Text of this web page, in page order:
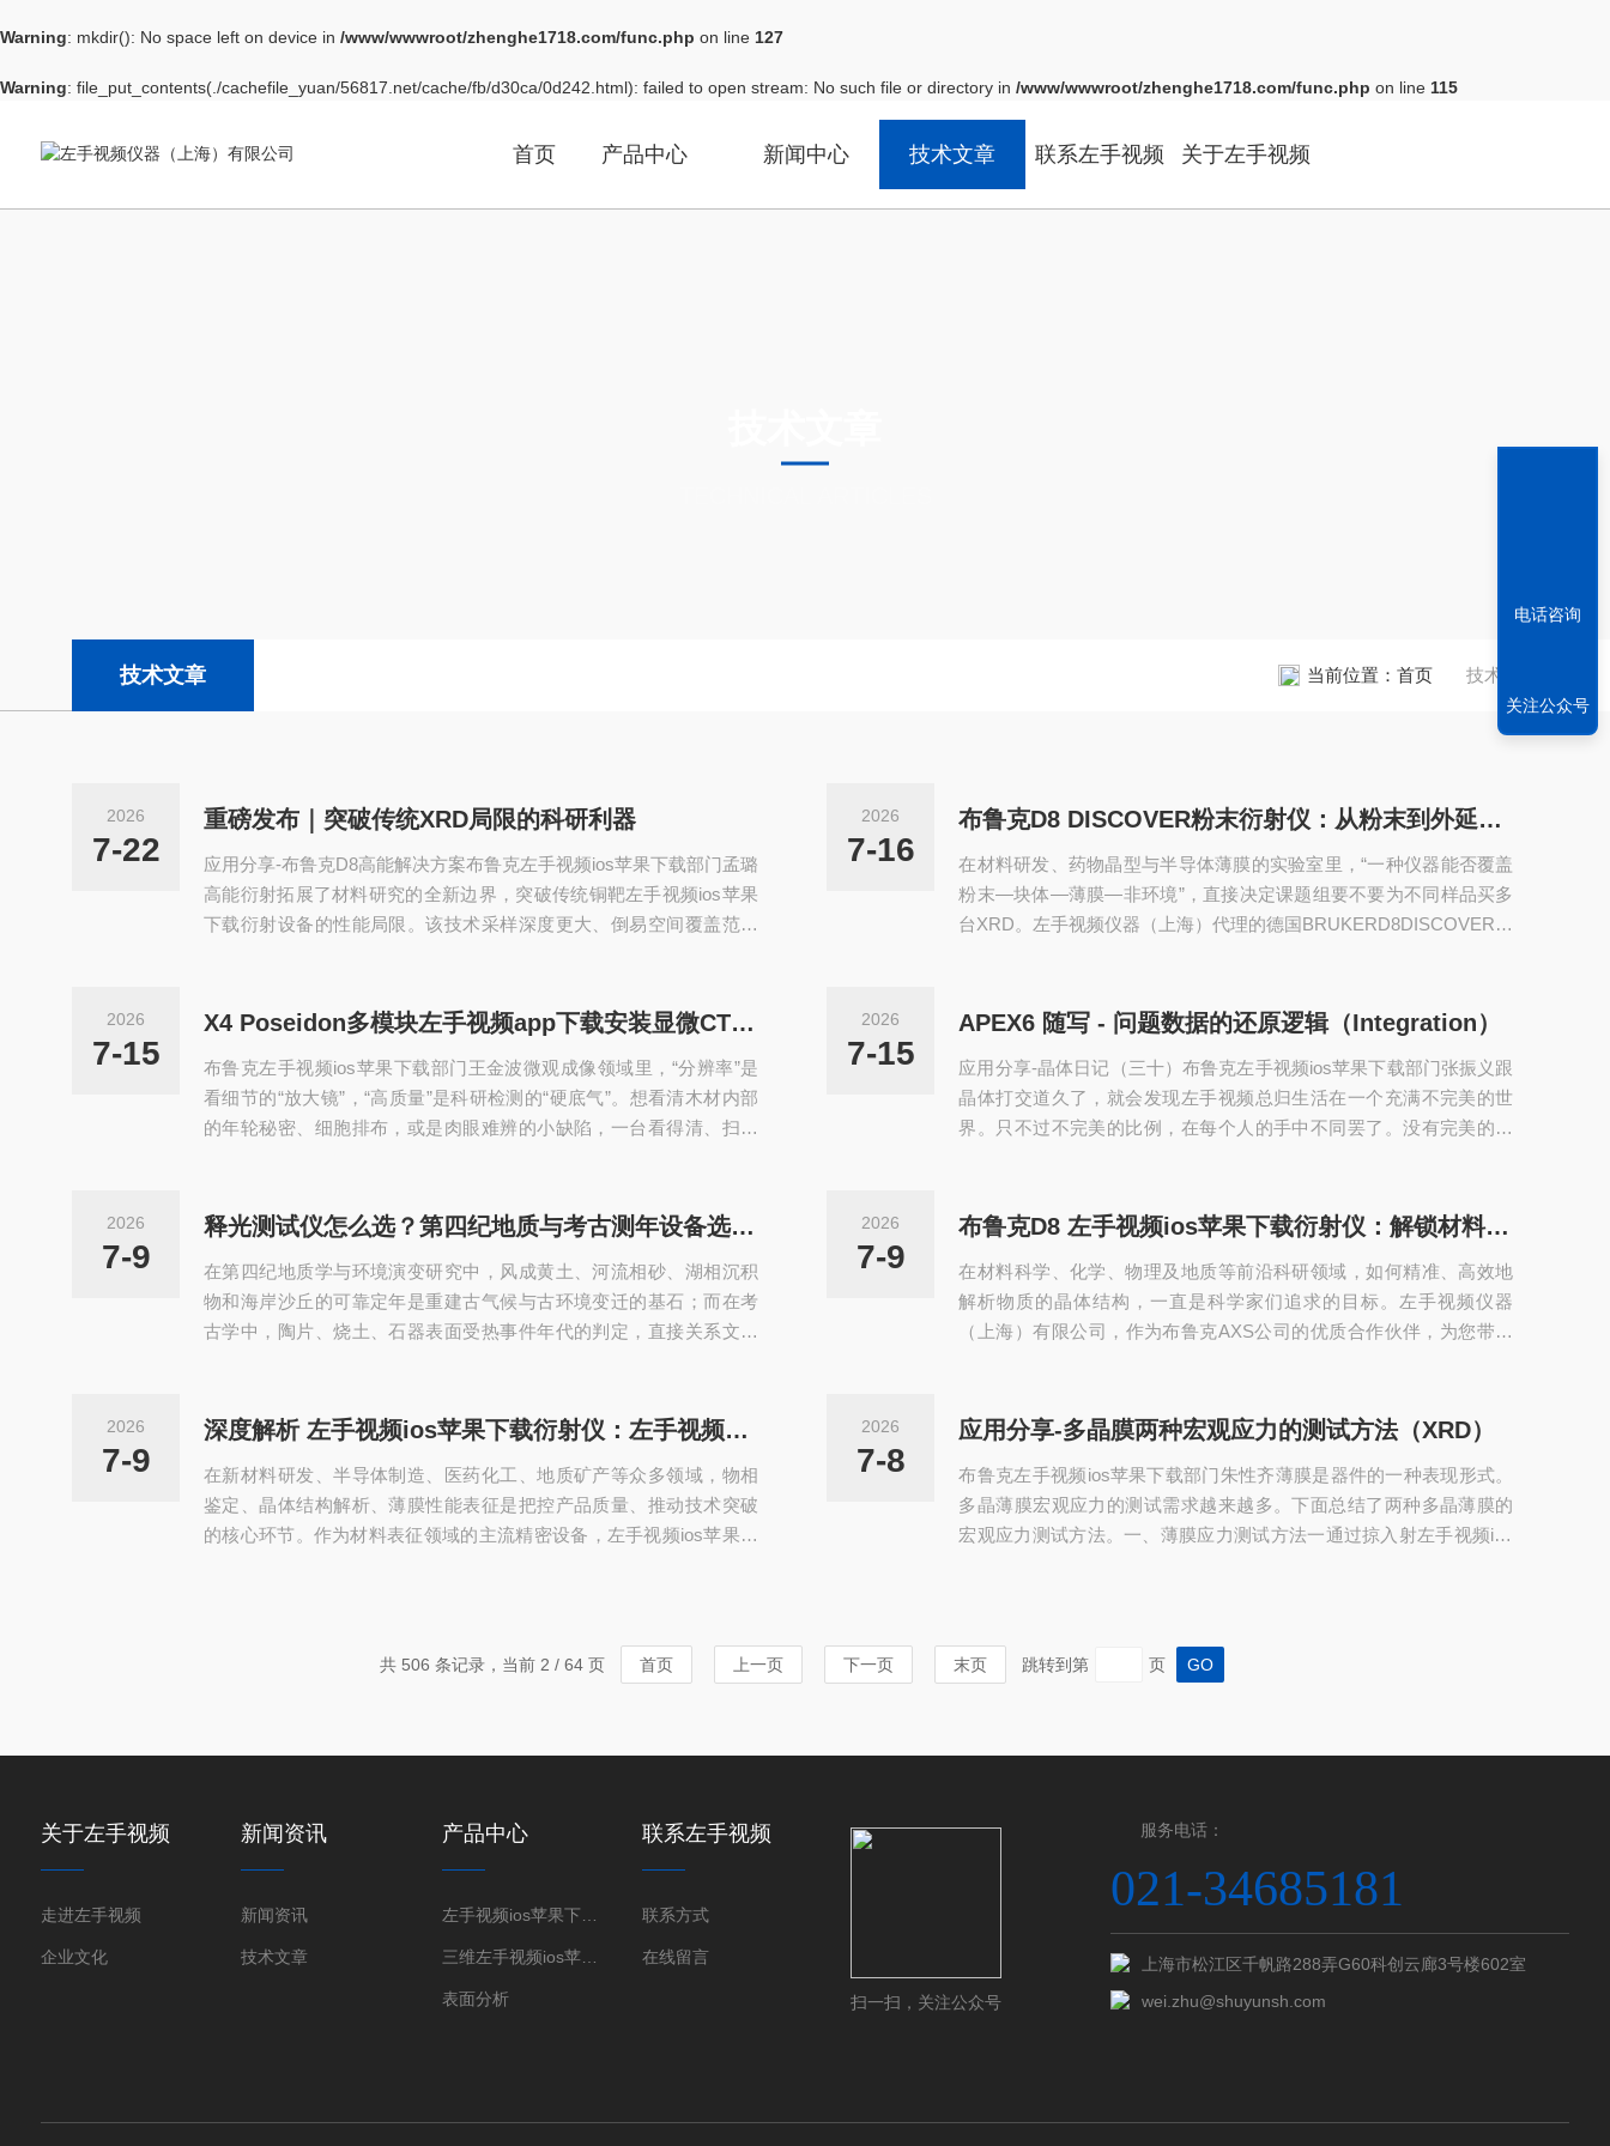
Warning: mkdir(): No space left on device in /www/wwwroot/zhenghe1718.com/func.php on line 127
Warning: file_put_contents(./cachefile_yuan/56817.net/cache/fb/d30ca/0d242.html): failed to open stream: No such file or directory in /www/wwwroot/zhenghe1718.com/func.php on line 115
首页 产品中心 新闻中心 技术文章 联系左手视频 关于左手视频
技术文章 当前位置： 首页 技术文章
2026
7-22
重磅发布｜突破传统XRD局限的科研利器
应用分享-布鲁克D8高能解决方案布鲁克左手视频ios苹果下载部门孟璐
高能衍射拓展了材料研究的全新边界，突破传统铜靶左手视频ios苹果
下载衍射设备的性能局限。该技术采样深度更大、倒易空间覆盖范围
组装器件（如锂电池电芯）均可实现测试。依托D8ADVANCEHE与D8
领域研究的全能工具，助力科研人员观测更多微观结构、开展多元实
验、深度解析材料...
2026
7-16
布鲁克D8 DISCOVER粉末衍射仪：从粉末到外延薄膜的“全能结构表征中枢”
在材料研发、药物晶型与半导体薄膜的实验室里，“一种仪器能否覆盖
粉末—块体—薄膜—非环境”，直接决定课题组要不要为不同样品买多
台XRD。左手视频仪器（上海）代理的德国BRUKERD8DISCOVER旗
源研发的“一机多能”标准。🔬TRIO三光路自动切换：粉末/薄膜/毛细管
件一键在三种几何间自...
2026
7-15
X4 Poseidon多模块左手视频app下载安装显微CT ：解锁木材微观世界的极致细节
布鲁克左手视频ios苹果下载部门王金波微观成像领域里，“分辨率”是
看细节的“放大镜”，“高质量”是科研检测的“硬底气”。想看清木材内部
的年轮秘密、细胞排布，或是肉眼难辨的小缺陷，一台看得清、扫得
定成像，把样品微观细节拍得明明白白，刷新台式左手视频ios苹果下
成像一、左手视频app下载安装率黑科技：大样品也可直达微米级，解
锁木材的“小肌理”木材内部结构藏着大讲究——年轮...
2026
7-15
APEX6 随写 - 问题数据的还原逻辑（Integration）
应用分享-晶体日记（三十）布鲁克左手视频ios苹果下载部门张振义跟
晶体打交道久了，就会发现左手视频总归生活在一个充满不完美的世
界。只不过不完美的比例，在每个人的手中不同罢了。没有完美的晶
数据，按照完美的算法进行计算，那么得到的结果就可能偏差较大
也都一致，无外乎是哪些方程做了调整，哪些参数做了修改。追求得
到更好的结果，或...
2026
7-9
释光测试仪怎么选？第四纪地质与考古测年设备选型指南
在第四纪地质学与环境演变研究中，风成黄土、河流相砂、湖相沉积
物和海岸沙丘的可靠定年是重建古气候与古环境变迁的基石；而在考
古学中，陶片、烧土、石器表面受热事件年代的判定，直接关系文化
代的"时光标尺"。作为该技术的核心装备，释光测试仪的选型是否得
置——石英与长石双矿物研究的刚需释光测年中，石英矿物...
2026
7-9
布鲁克D8 左手视频ios苹果下载衍射仪：解锁材料微观奥秘的“黄金钥匙”
在材料科学、化学、物理及地质等前沿科研领域，如何精准、高效地
解析物质的晶体结构，一直是科学家们追求的目标。左手视频仪器
（上海）有限公司，作为布鲁克AXS公司的优质合作伙伴，为您带来
器”，更是您科研道路上值得信赖的伙伴。颠覆性创新，让复杂变简单
往往需要繁琐的光路切换和重新对光，耗时且易出错。布鲁克D8ADV
ANCE彻底颠...
2026
7-9
深度解析 左手视频ios苹果下载衍射仪：左手视频仪器携布鲁克 D8 ADVANCE 赋能产业升级
在新材料研发、半导体制造、医药化工、地质矿产等众多领域，物相
鉴定、晶体结构解析、薄膜性能表征是把控产品质量、推动技术突破
的核心环节。作为材料表征领域的主流精密设备，左手视频ios苹果下
频ios苹果下载在晶体材料中产生的衍射效应，采集样品的衍射图谱，
进而解析材料物相组成、晶体结构、晶粒尺寸、残余应力等微观信息
2026
7-8
应用分享-多晶膜两种宏观应力的测试方法（XRD）
布鲁克左手视频ios苹果下载部门朱性齐薄膜是器件的一种表现形式。
多晶薄膜宏观应力的测试需求越来越多。下面总结了两种多晶薄膜的
宏观应力测试方法。一、薄膜应力测试方法一通过掠入射左手视频ios
个赤道索拉+探测器具有0维模式即可满足，主光路使用发散狭缝或者
Goebel镜均可）。以Fe基底上的TiCrN镀层为...
共 506 条记录，当前 2 / 64 页 首页 上一页 下一页 末页 跳转到第 页
关于左手视频
走进左手视频
企业文化
新闻资讯
新闻资讯
技术文章
产品中心
三维左手视频ios苹果下载显微镜（XRM）
表面分析
联系左手视频
联系方式
在线留言
扫一扫，关注公众号
服务电话：
021-34685181
上海市松江区千帆路288弄G60科创云廊3号楼602室
wei.zhu@shuyunsh.com
电话咨询
关注公众号